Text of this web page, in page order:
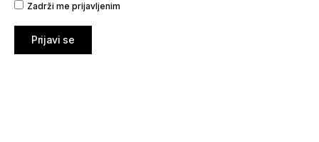
Zadrži me prijavljenim
Prijavi se